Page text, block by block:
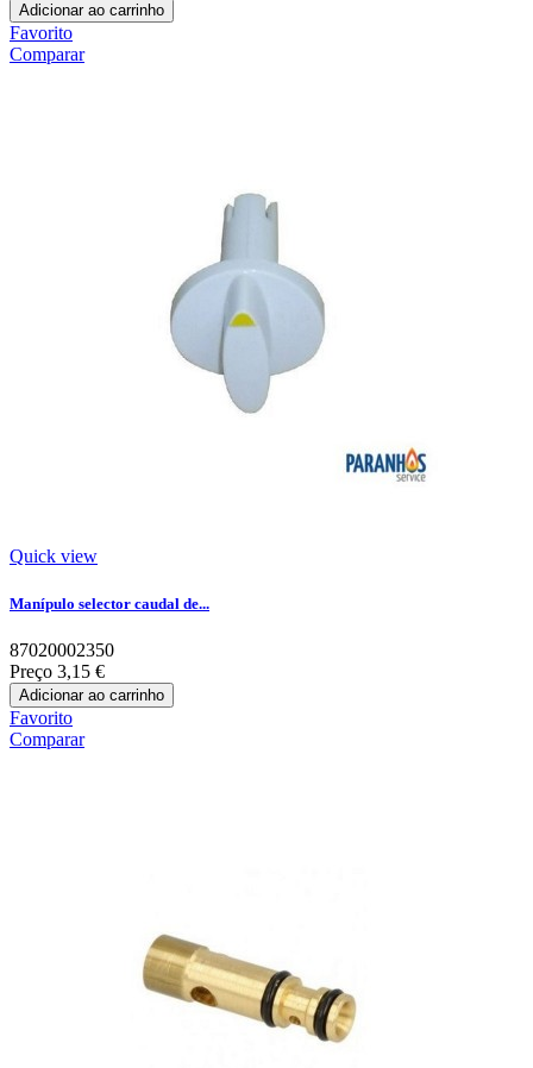
Adicionar ao carrinho
Favorito
Comparar
Quick view
Manípulo selector caudal de...
87020002350
Preço 3,15 €
Adicionar ao carrinho
Favorito
Comparar